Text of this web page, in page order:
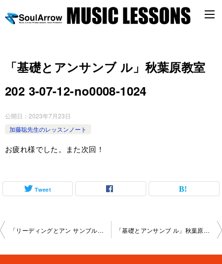
「基礎とアンサンブ ル」秋葉原教室
202 3-07-12-no0008-1024
公開日： 2023年7月23日
加藤聡先生のレッスンノート
お疲れ様でした。また次回！
Tweet
投
「リーディングとアン サンブル」新宿教室2 023-07-07-no0008-1028 「基礎とアンサンブ ル」秋葉原教室202 3-07-12-no0008-1025